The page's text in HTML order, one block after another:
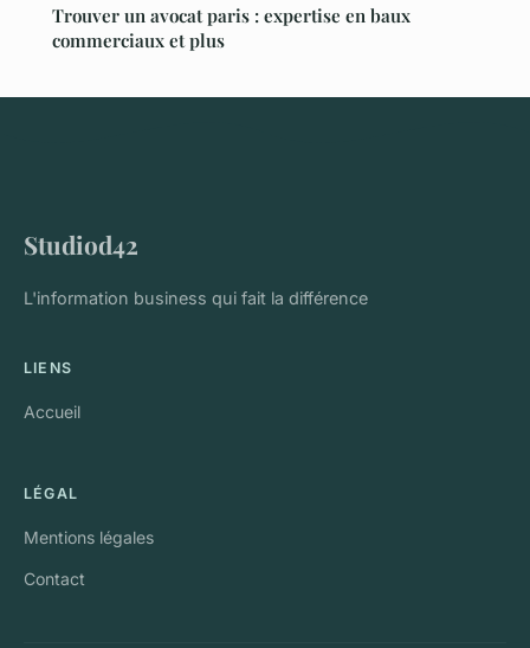
Trouver un avocat paris : expertise en baux
commerciaux et plus
Studiod42
L'information business qui fait la différence
LIENS
Accueil
LÉGAL
Mentions légales
Contact